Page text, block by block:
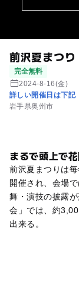
前沢夏まつり
完全無料
2024-8-16(金)
詳しい開催日は下記
岩手県奥州市
まるで頭上で
前沢夏まつりは
開催され、会場
舞・演技の披露
会」では、約
出来る。